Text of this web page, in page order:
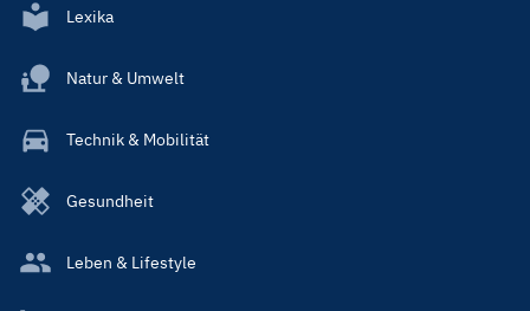
Lexika
Natur & Umwelt
Technik & Mobilität
Gesundheit
Leben & Lifestyle